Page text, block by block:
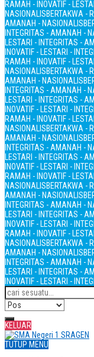
RAMAH - INOVATIF -
NASIONALISBERTAKWA -
AMANAH - NASIONALIS
INTEGRITAS - AMANAH -
LESTARI - INTEGRITAS -
INOVATIF - LESTARI -
RAMAH - INOVATIF -
NASIONALISBERTAKWA -
AMANAH - NASIONALIS
INTEGRITAS - AMANAH -
LESTARI - INTEGRITAS -
INOVATIF - LESTARI -
RAMAH - INOVATIF -
NASIONALISBERTAKWA -
AMANAH - NASIONALIS
INTEGRITAS - AMANAH -
LESTARI - INTEGRITAS -
INOVATIF - LESTARI -
RAMAH - INOVATIF -
NASIONALISBERTAKWA -
AMANAH - NASIONALIS
INTEGRITAS - AMANAH -
LESTARI - INTEGRITAS -
INOVATIF - LESTARI -
RAMAH - INOVATIF -
NASIONALISBERTAKWA -
AMANAH - NASIONALIS
INTEGRITAS - AMANAH -
LESTARI - INTEGRITAS -
INOVATIF - LESTARI -
KELUAR
TUTUP MENU